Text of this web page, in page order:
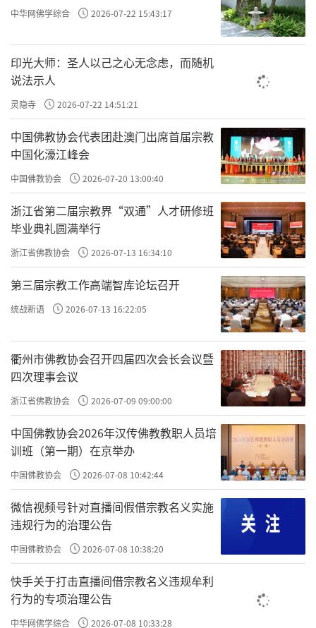
中华网佛学综合 2026-07-22 15:43:17
印光大师：圣人以己之心无念虑，而随机
说法示人
灵隐寺 2026-07-22 14:51:21
中国佛教协会代表团赴澳门出席首届宗教
中国化濠江峰会
中国佛教协会 2026-07-20 13:00:40
浙江省第二届宗教界“双通”人才研修班
毕业典礼圆满举行
浙江省佛教协会 2026-07-13 16:34:10
第三届宗教工作高端智库论坛召开
统战新语 2026-07-13 16:22:05
衢州市佛教协会召开四届四次会长会议暨
四次理事会议
浙江省佛教协会 2026-07-09 09:00:00
中国佛教协会2026年汉传佛教教职人员培
训班（第一期）在京举办
中国佛教协会 2026-07-08 10:42:44
微信视频号针对直播间假借宗教名义实施
违规行为的治理公告
中国佛教协会 2026-07-08 10:38:20
快手关于打击直播间借宗教名义违规牟利
行为的专项治理公告
中华网佛学综合 2026-07-08 10:33:28